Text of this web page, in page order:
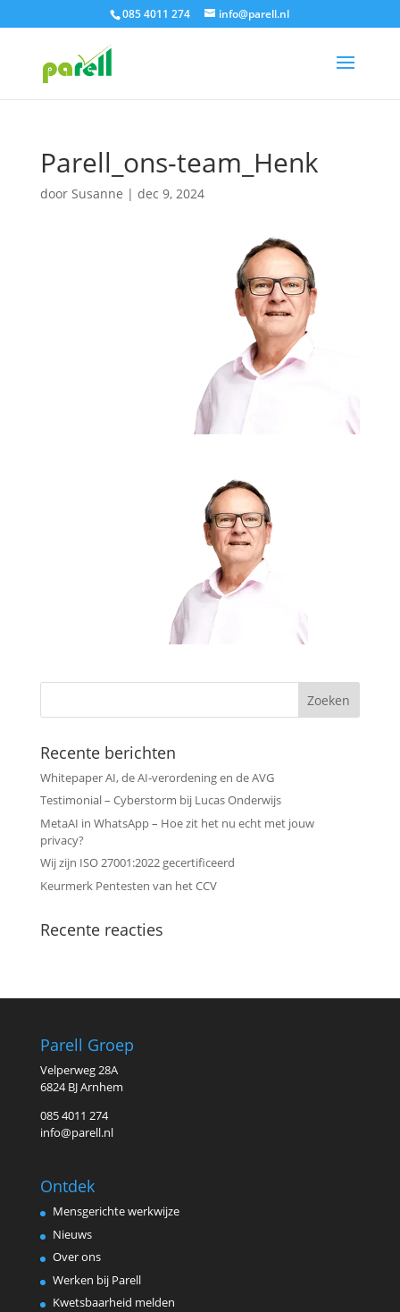
085 4011 274 info@parell.nl
Parell_ons-team_Henk
door Susanne | dec 9, 2024
Recente berichten
Whitepaper AI, de AI-verordening en de AVG
Testimonial – Cyberstorm bij Lucas Onderwijs
MetaAI in WhatsApp – Hoe zit het nu echt met jouw
privacy?
Wij zijn ISO 27001:2022 gecertificeerd
Keurmerk Pentesten van het CCV
Recente reacties
Parell Groep
Velperweg 28A
6824 BJ Arnhem
085 4011 274
info@parell.nl
Ontdek
Mensgerichte werkwijze
Nieuws
Over ons
Werken bij Parell
Kwetsbaarheid melden